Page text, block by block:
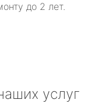
до 2 лет.
услуг